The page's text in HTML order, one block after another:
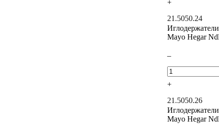
+
21.5050.24
Mayo Hegar
–
+
21.5050.26
Mayo Hegar